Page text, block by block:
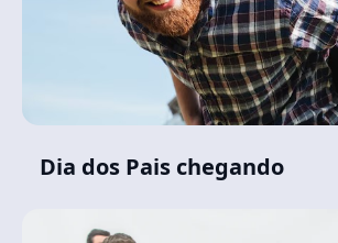
Dia dos Pais chegando